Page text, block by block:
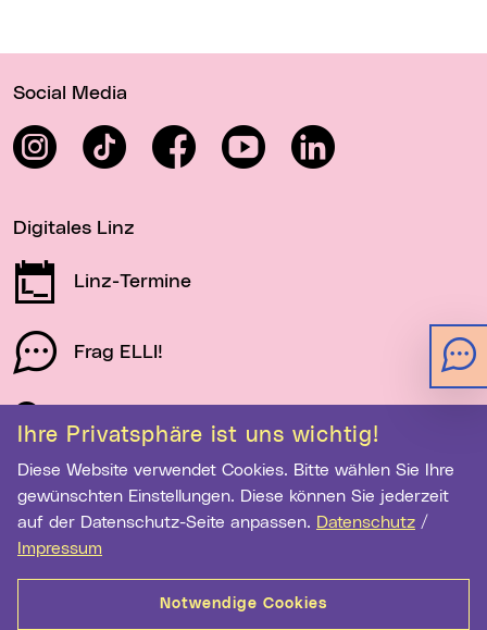
Ihre Privatsphäre ist uns wichtig!
Diese Website verwendet Cookies. Bitte wählen Sie Ihre
gewünschten Einstellungen. Diese können Sie jederzeit
auf der Datenschutz-Seite anpassen. Datenschutz /
Impressum
Notwendige Cookies
Social Media
InstagramTikTok FacebookYouTube LinkedIn
Digitales Linz
Linz-Termine
Frag ELLI!
Schau auf Linz
Newsletter-Anmeldung
E-Mail-Adresse eingeben